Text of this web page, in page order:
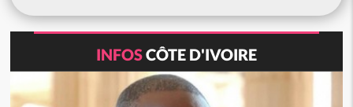
INFOSCÔTE D'IVOIRE